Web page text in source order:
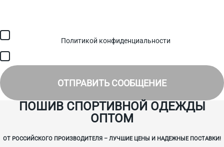
Политикой конфиденциальности
ОТПРАВИТЬ СООБЩЕНИЕ
ПОШИВ СПОРТИВНОЙ ОДЕЖДЫ
ОПТОМ
ОТ РОССИЙСКОГО ПРОИЗВОДИТЕЛЯ – ЛУЧШИЕ ЦЕНЫ И НАДЕЖНЫЕ ПОСТАВКИ!